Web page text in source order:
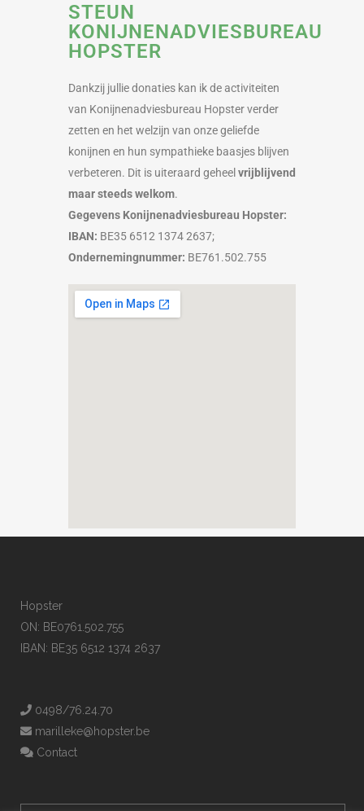
STEUN
KONIJNENADVIESBUREAU
HOPSTER
Dankzij jullie donaties kan ik de activiteiten
van Konijnenadviesbureau Hopster verder
zetten en het welzijn van onze geliefde
konijnen en hun sympathieke baasjes blijven
verbeteren. Dit is uiteraard geheel vrijblijvend
maar steeds welkom.
Gegevens Konijnenadviesbureau Hopster:
IBAN: BE35 6512 1374 2637;
Ondernemingnummer: BE761.502.755
Hopster
ON: BE0761.502.755
IBAN: BE35 6512 1374 2637
0498/76.24.70
marilleke@hopster.be
Contact